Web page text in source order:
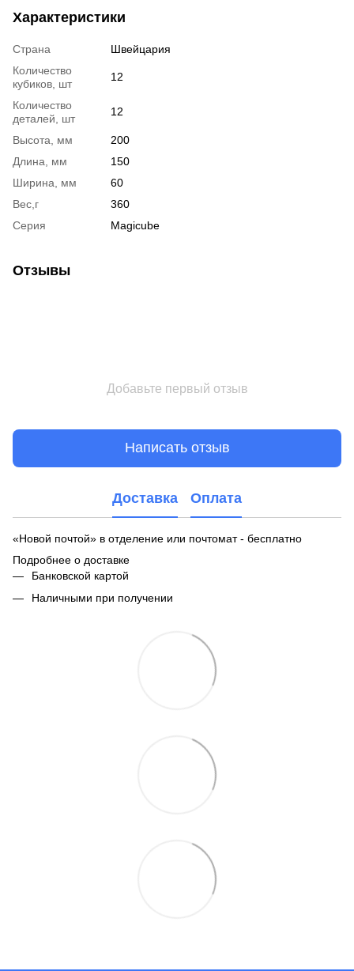
Характеристики
Страна
Швейцария
Количество
кубиков, шт
12
Количество
деталей, шт
12
Высота, мм
200
Длина, мм
150
Ширина, мм
60
Вес,г
360
Серия
Magicube
Отзывы
Добавьте первый отзыв
Написать отзыв
Доставка Оплата
«Новой почтой» в отделение или почтомат - бесплатно
Подробнее о доставке
Банковской картой
Наличными при получении